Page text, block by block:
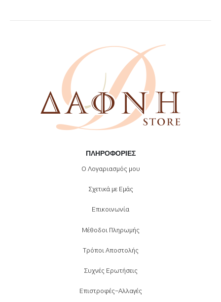
ΠΛΗΡΟΦΟΡΊΕΣ
Ο Λογαριασμός μου
Σχετικά με Εμάς
Επικοινωνία
Μέθοδοι Πληρωμής
Τρόποι Αποστολής
Συχνές Ερωτήσεις
Επιστροφές-Αλλαγές